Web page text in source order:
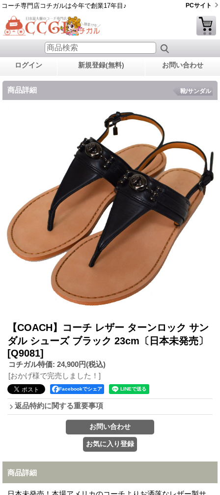
コーチ専門店コチガルは今年で創業17年目♪ PCサイト
ログイン 新規登録(無料) お問い合わせ
商品詳細 靴/サンダル
【COACH】コーチ レザー ターンロック サン
ダル シューズ ブラック 23cm〔日本未発売〕
[Q9081]
コチガル特価: 24,900円(税込)
[おかげ様で完売しました！]
Facebookでシェア
返品特約に関する重要事項
商品詳細